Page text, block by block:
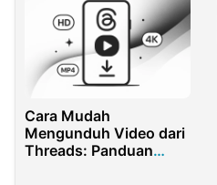
Cara Mudah
Mengunduh Video dari
Threads: Panduan